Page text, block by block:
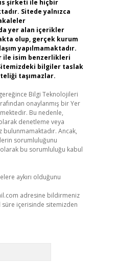
şirketi ile hiçbir
Sitede yalnızca
yer alan içerikler
olup, gerçek kurum
yapılmamaktadır.
ile isim benzerlikleri
bilgiler taslak
taşımazlar.
Bilgi Teknolojileri
onaylanmış bir Yer
Bu nedenle,
denetleme veya
bulunmamaktadır. Ancak,
sorumluluğunu
bu sorumluluğu kabul
aykırı olduğunu
adresine bildirmeniz
içerisinde sitemizden